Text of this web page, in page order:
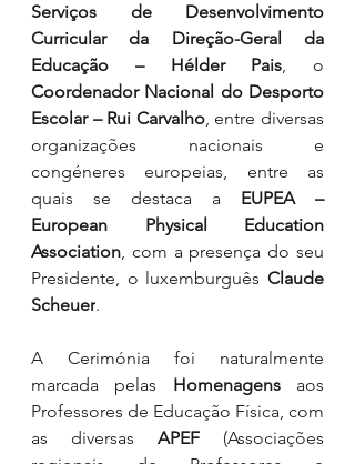
Serviços de Desenvolvimento
Curricular da Direção-Geral da
Educação – Hélder Pais
Coordenador Nacional do Desporto
Escolar – Rui Carvalho, entre diversas
organizações nacionais e
congéneres europeias, entre as
quais se destaca a EUPEA –
European Physical Education
Association, com a presença do seu
Presidente, o luxemburguês Claude
Scheuer.
A Cerimónia foi naturalmente
marcada pelas Homenagens aos
as diversas APEF (Associações